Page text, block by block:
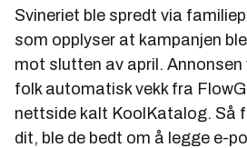
Svineriet ble spredt via
som opplyser at kampanjen
mot slutten av april.
folk automatisk vekk fra
nettside kalt KoolKatalog. Så
dit, ble de bedt om å legge e-